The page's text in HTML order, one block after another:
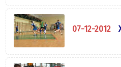
07-12-2012